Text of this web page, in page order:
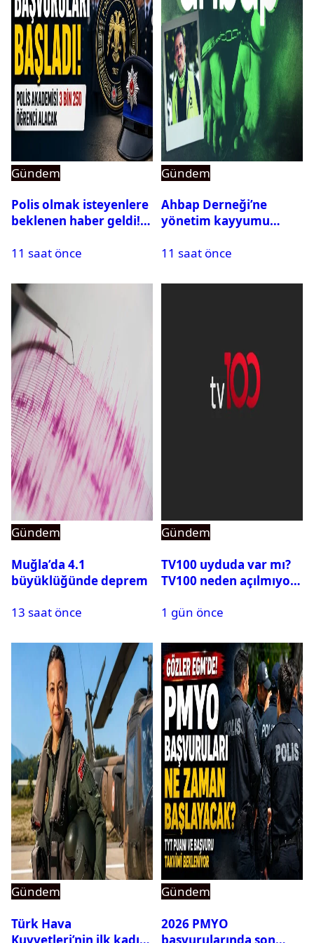
Gündem
Polis olmak isteyenlere
beklenen haber geldi!
11 saat önce
Gündem
Ahbap Derneği’ne
yönetim kayyumu
açıldı
11 saat önce
Gündem
Muğla’da 4.1
büyüklüğünde deprem
13 saat önce
Gündem
TV100 uyduda var mı?
TV100 neden açılmıyor?
1 gün önce
Gündem
Türk Hava
Kuvvetleri’nin ilk kadın
Gündem
2026 PMYO
başvurularında son